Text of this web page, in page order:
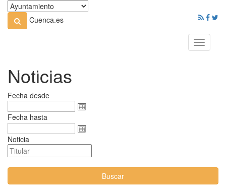
Cuenca.es
Toggle
Noticias
Fecha desde
Fecha hasta
Noticia
Buscar